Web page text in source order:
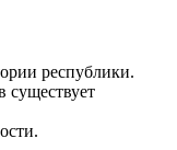
республики.
существует